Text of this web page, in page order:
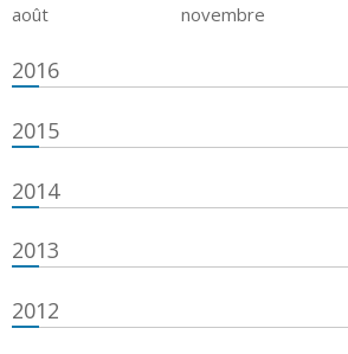
août
novembre
2016
2015
2014
2013
2012